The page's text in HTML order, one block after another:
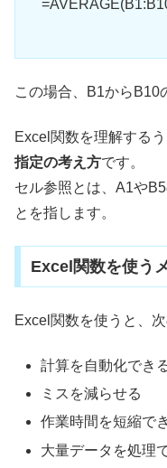
この場合、B1からB10
Excel関数を理解する
指定の考え方です。
セル参照とは、A1や
とを指します。
Excel関数を使う
Excel関数を使うと、
計算を自動化でき
ミスを減らせる
作業時間を短縮で
大量データを処理